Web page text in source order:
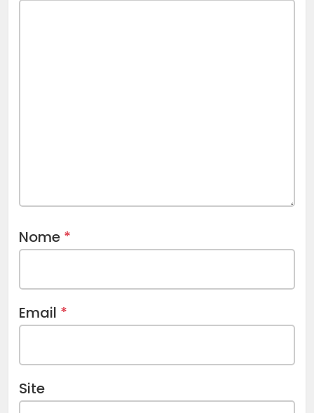
Nome *
Email *
Site